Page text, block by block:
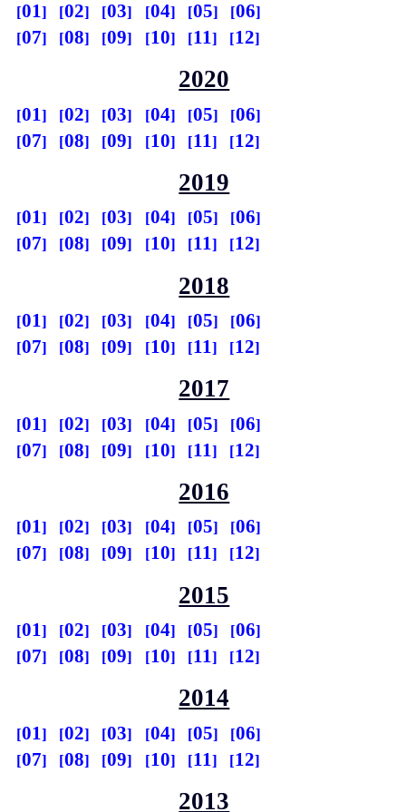
01 02 03 04 05
06
07
08 09 10 11 12
2020
01 02 03 04 05
06
07
08 09 10 11 12
2019
01 02 03 04 05
06
07
08 09 10 11 12
2018
01 02 03 04 05
06
07
08 09 10 11 12
2017
01 02 03 04 05
06
07
08 09 10 11 12
2016
01 02 03 04 05
06
07
08 09 10 11 12
2015
01 02 03 04 05
06
07
08 09 10 11 12
2014
01 02 03 04 05
06
07
08 09 10 11 12
2013